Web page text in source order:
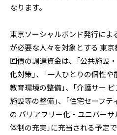
なります。
東京ソーシャルボンド発行に
が必要な人々を対象とする 東
回債の調達資金は、「公共施設
化対策」、「一人ひとりの個性
教育環境の整備」、「介護サー
施設等の整備」、「住宅セーフテ
の バリアフリー化・ユニバーサ
体制の充実」に充当される予定で